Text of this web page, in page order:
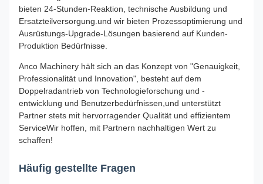
bieten 24-Stunden-Reaktion, technische Ausbildung und
Ersatzteilversorgung.und wir bieten Prozessoptimierung und
Ausrüstungs-Upgrade-Lösungen basierend auf Kunden-
Produktion Bedürfnisse.
Anco Machinery hält sich an das Konzept von "Genauigkeit,
Professionalität und Innovation", besteht auf dem
Doppelradantrieb von Technologieforschung und -
entwicklung und Benutzerbedürfnissen,und unterstützt
Partner stets mit hervorragender Qualität und effizientem
ServiceWir hoffen, mit Partnern nachhaltigen Wert zu
schaffen!
Häufig gestellte Fragen